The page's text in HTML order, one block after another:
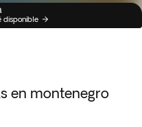
disponible
en montenegro